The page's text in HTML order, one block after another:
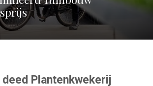
Plantenkwekerij